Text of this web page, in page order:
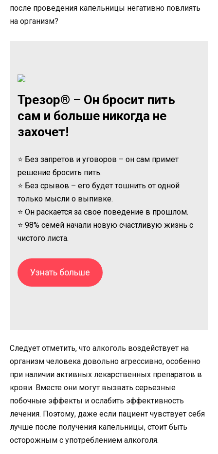
после проведения капельницы негативно повлиять
на организм?
Трезор® – Он бросит пить
сам и больше никогда не
захочет!
⭐ Без запретов и уговоров – он сам примет
решение бросить пить.
⭐ Без срывов – его будет тошнить от одной
только мысли о выпивке.
⭐ Он раскается за свое поведение в прошлом.
⭐ 98% семей начали новую счастливую жизнь с
чистого листа.
Узнать больше
Следует отметить, что алкоголь воздействует на
организм человека довольно агрессивно, особенно
при наличии активных лекарственных препаратов в
крови. Вместе они могут вызвать серьезные
побочные эффекты и ослабить эффективность
лечения. Поэтому, даже если пациент чувствует себя
лучше после получения капельницы, стоит быть
осторожным с употреблением алкоголя.